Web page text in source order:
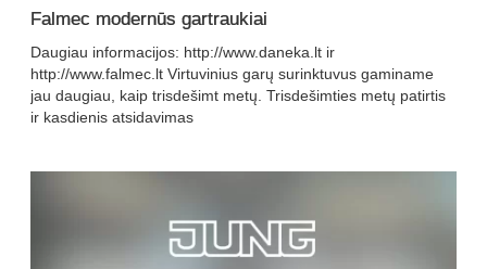
Falmec modernūs gartraukiai
Daugiau informacijos: http://www.daneka.lt ir
http://www.falmec.lt Virtuvinius garų surinktuvus gaminame
jau daugiau, kaip trisdešimt metų. Trisdešimties metų patirtis
ir kasdienis atsidavimas